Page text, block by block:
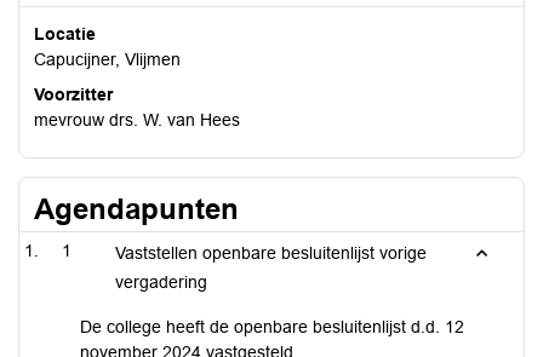
Locatie
Capucijner, Vlijmen
Voorzitter
mevrouw drs. W. van Hees
Agendapunten
1
Vaststellen openbare besluitenlijst vorige
vergadering
De college heeft de openbare besluitenlijst d.d. 12
november 2024 vastgesteld.